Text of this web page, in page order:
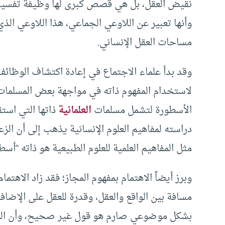
نقيض العقل، بل هي قصص كبرى لها وظيفة
وأنها تعبير عن اللاوعي الجماعي، هذا اللاوعي
مساحات العقل الإنساني.
وقد بدأ علماء الاجتماع في إعادة اكتشاف
لاستخدام المفهوم ذاته في مواجهة بعض
الأسطورة لتشمل مسلماتالعلمانيةذاتها التي
دراسته لمفاهيم العلوم الإنسانية يذهب إلى أن
مثل المفاهيم العلمية للعلوم الطبيعية هو ذاته
وبرز أيضاً الاهتمام بمفهوم المجاز؛ فقد زاد
مسافة بين الواقع والعقل، وقدرة للعقل على
بشكل موضوعي صارم هو قول غير صحيح، وأن